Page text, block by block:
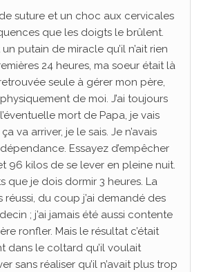
suture et un choc aux cervicales
que les doigts le brûlent.
putain de miracle qu’il n’ait rien
24 heures, ma soeur était là
seule à gérer mon père,
de moi. J’ai toujours
mort de Papa, je vais
va arriver, je le sais. Je n’avais
Essayez d’empêcher
96 kilos de se lever en pleine nuit.
que je dois dormir 3 heures. La
réussi, du coup j’ai demandé des
; j’ai jamais été aussi contente
ronfler. Mais le résultat c’était
dans le coltard qu’il voulait
sans réaliser qu’il n’avait plus trop